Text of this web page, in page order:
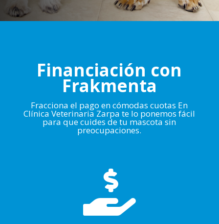
Financiación con
Frakmenta
Fracciona el pago en cómodas cuotas En
Clínica Veterinaria Zarpa te lo ponemos fácil
para que cuides de tu mascota sin
preocupaciones.
